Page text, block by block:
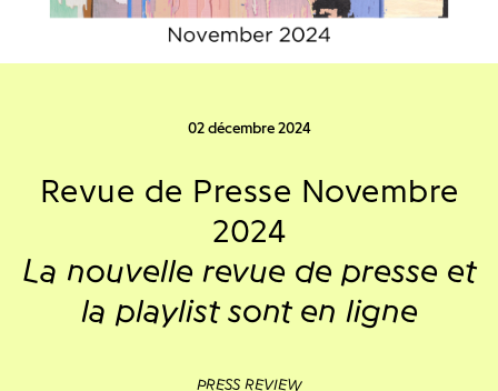
02 décembre 2024
Revue de Presse Novembre
2024
La nouvelle revue de presse et
la playlist sont en ligne
PRESS REVIEW